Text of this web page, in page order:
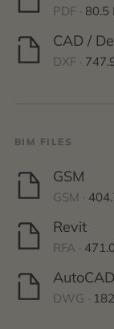
PDF · 80.5
CAD /
DXF ·
BIM FILES
GSM
GSM ·
Revit
RFA ·
AutoCAD
DWG ·